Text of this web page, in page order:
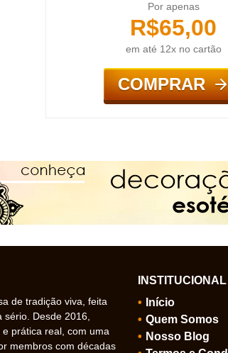
Por apenas
R$65,00
em até 12x no cartão
COMPRAR
de tradição viva, feita
sério. Desde 2016,
prática real, com uma
membros com décadas
INSTITUCIONAL
Início
Quem Somos
Nosso Blog